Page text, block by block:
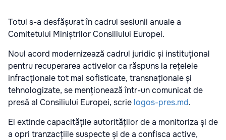
Totul s-a desfășurat în cadrul sesiunii anuale a
Comitetului Miniștrilor Consiliului Europei.
Noul acord modernizează cadrul juridic și instituțional
pentru recuperarea activelor ca răspuns la rețelele
infracționale tot mai sofisticate, transnaționale și
tehnologizate, se menționează într-un comunicat de
presă al Consiliului Europei, scrie logos-pres.md.
El extinde capacitățile autorităților de a monitoriza și de
a opri tranzacțiile suspecte și de a confisca active,